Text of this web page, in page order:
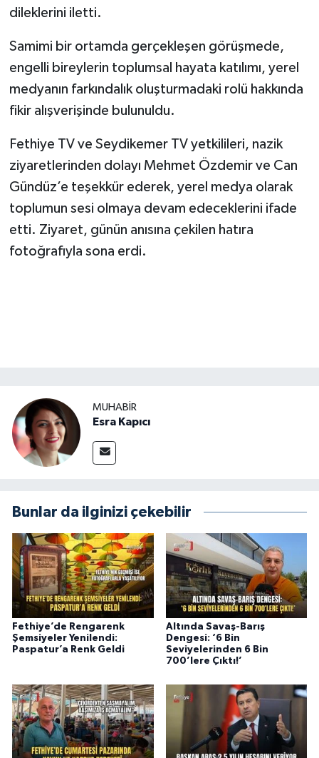
dileklerini iletti.
Samimi bir ortamda gerçekleşen görüşmede,
engelli bireylerin toplumsal hayata katılımı, yerel
medyanın farkındalık oluşturmadaki rolü hakkında
fikir alışverişinde bulunuldu.
Fethiye TV ve Seydikemer TV yetkilileri, nazik
ziyaretlerinden dolayı Mehmet Özdemir ve Can
Gündüz’e teşekkür ederek, yerel medya olarak
toplumun sesi olmaya devam edeceklerini ifade
etti. Ziyaret, günün anısına çekilen hatıra
fotoğrafıyla sona erdi.
MUHABİR
Esra Kapıcı
Bunlar da ilginizi çekebilir
Fethiye’de Rengarenk
Şemsiyeler Yenilendi:
Paspatur’a Renk Geldi
Altında Savaş-Barış
Dengesi: ‘6 Bin
Seviyelerinden 6 Bin
700’lere Çıktı!’